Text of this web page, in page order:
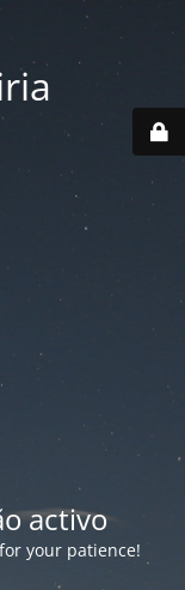
activo
your patience!